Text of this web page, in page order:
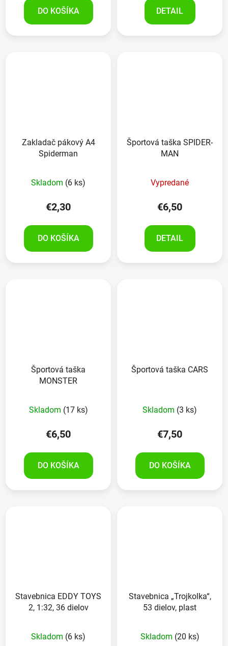
DO KOŠÍKA DETAIL
Zakladač pákový A4
Spiderman
Skladom (6 ks)
€2,30
DO KOŠÍKA
Športová taška SPIDER-
MAN
Vypredané
€6,50
DETAIL
Športová taška
MONSTER
Skladom (17 ks)
€6,50
DO KOŠÍKA
Športová taška CARS
Skladom (3 ks)
€7,50
DO KOŠÍKA
Stavebnica EDDY TOYS
2, 1:32, 36 dielov
Skladom (6 ks)
Stavebnica „Trojkolka“,
53 dielov, plast
Skladom (20 ks)